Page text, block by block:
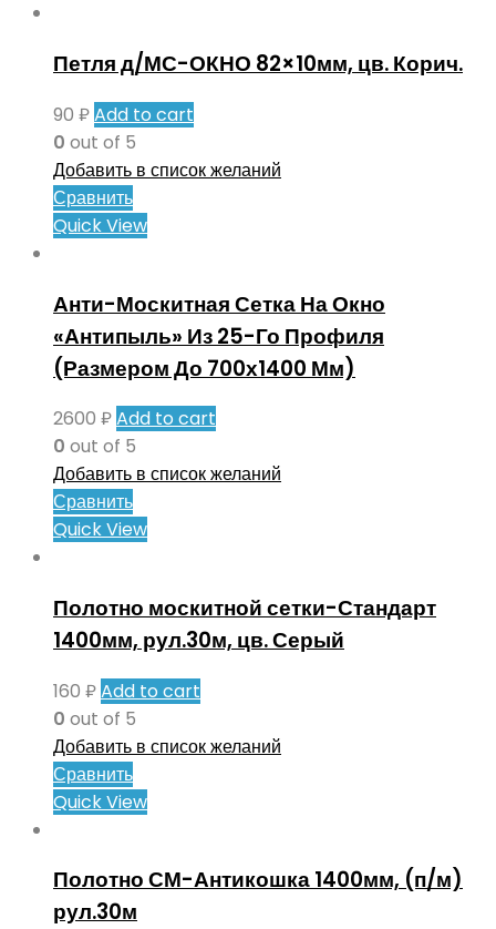
Петля д/МС-ОКНО 82×10мм, цв. Корич.
90 ₽Add to cart
0 out of 5
Добавить в список желаний
Сравнить
Quick View
Анти-Москитная Сетка На Окно
«Антипыль» Из 25-Го Профиля
(Размером До 700х1400 Мм)
2600 ₽Add to cart
0 out of 5
Добавить в список желаний
Сравнить
Quick View
Полотно москитной сетки-Стандарт
1400мм, рул.30м, цв. Серый
160 ₽Add to cart
0 out of 5
Добавить в список желаний
Сравнить
Quick View
Полотно СМ-Антикошка 1400мм, (п/м)
рул.30м